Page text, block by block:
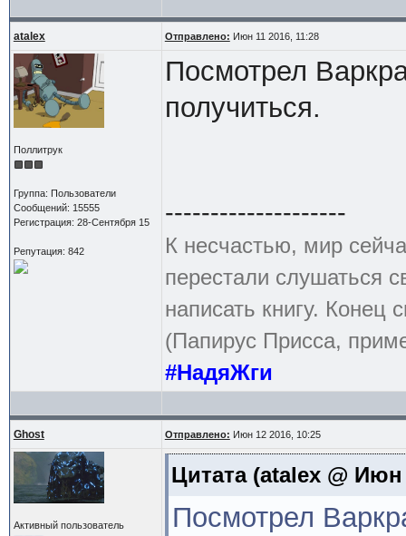
atalex Отправлено: Июн 11 2016, 11:28
Поллитрук
Группа: Пользователи
Сообщений: 15555
Регистрация: 28-Сентября 15
Репутация: 842
Посмотрел
получиться.
--------------------
К несчастью, мир
перестали слушаться
написать книгу. Конец
(Папирус Присса,
#НадяЖги
Ghost Отправлено: Июн 12 2016, 10:25
Активный пользователь
Цитата(atalex @ Июн
Посмотрел